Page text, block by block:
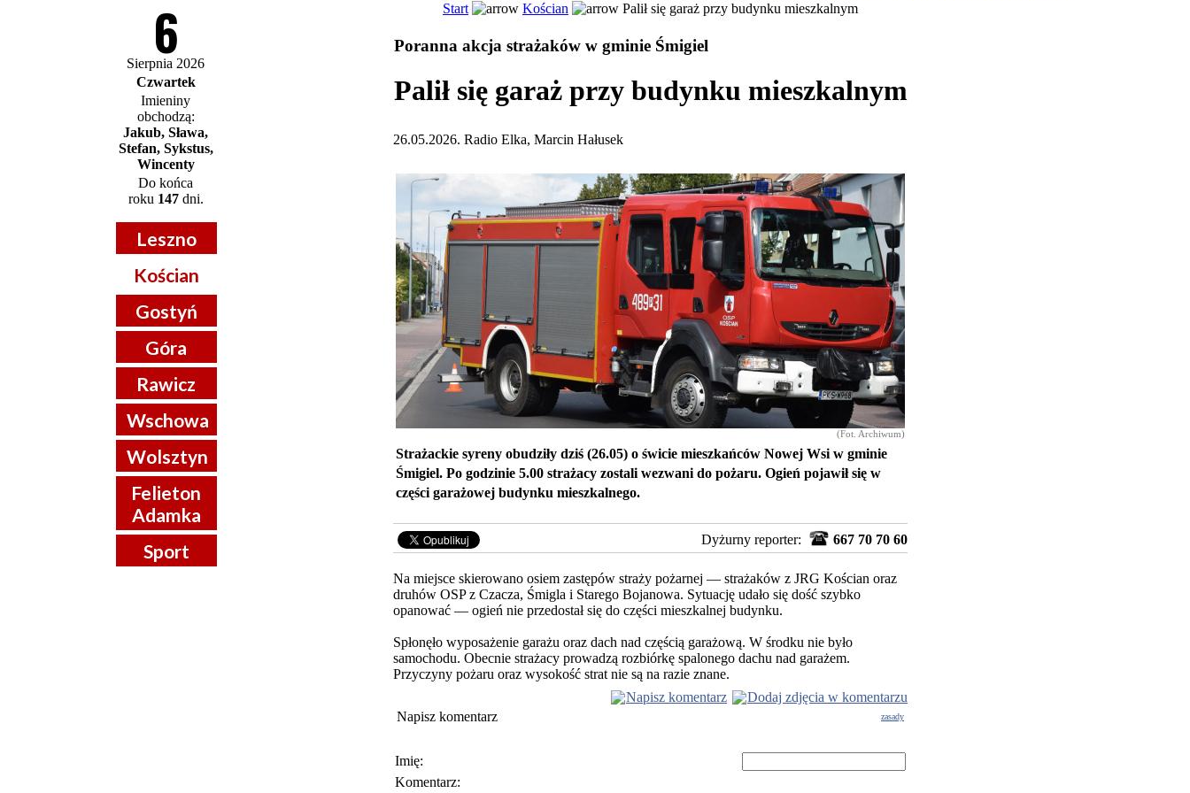
6
Sierpnia 2026
Czwartek
Imieniny
obchodzą:
Jakub, Sława,
Stefan, Sykstus,
Wincenty
Do końca
roku 147dni.
Leszno
Kościan
Gostyń
Góra
Rawicz
Wschowa
Wolsztyn
Felieton
Adamka
Sport
Start Kościan Palił się garaż przy budynku mieszkalnym
Poranna akcja strażaków w gminie Śmigiel
Palił się garaż przy budynku mieszkalnym
26.05.2026. Radio Elka, Marcin Hałusek
(Fot. Archiwum)
Strażackie syreny obudziły dziś (26.05) o świcie mieszkańców Nowej Wsi w gminie
Śmigiel. Po godzinie 5.00 strażacy zostali wezwani do pożaru. Ogień pojawił się w
części garażowej budynku mieszkalnego.
Dyżurny reporter: 667 70 70 60
Na miejsce skierowano osiem zastępów straży pożarnej — strażaków z JRG Kościan oraz
druhów OSP z Czacza, Śmigla i Starego Bojanowa. Sytuację udało się dość szybko
opanować — ogień nie przedostał się do części mieszkalnej budynku.
Spłonęło wyposażenie garażu oraz dach nad częścią garażową. W środku nie było
samochodu. Obecnie strażacy prowadzą rozbiórkę spalonego dachu nad garażem.
Przyczyny pożaru oraz wysokość strat nie są na razie znane.
Napisz komentarz
Dodaj zdjęcia w komentarzu
Napisz komentarz
zasady
Imię:
Komentarz: